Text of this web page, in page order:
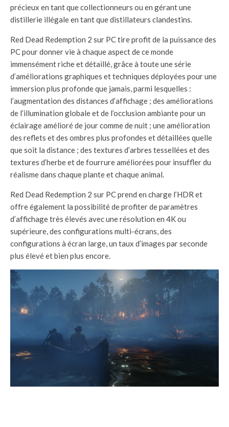
précieux en tant que collectionneurs ou en gérant une
distillerie illégale en tant que distillateurs clandestins.
Red Dead Redemption 2 sur PC tire profit de la puissance des
PC pour donner vie à chaque aspect de ce monde
immensément riche et détaillé, grâce à toute une série
d’améliorations graphiques et techniques déployées pour une
immersion plus profonde que jamais, parmi lesquelles :
l’augmentation des distances d’affichage ; des améliorations
de l’illumination globale et de l’occlusion ambiante pour un
éclairage amélioré de jour comme de nuit ; une amélioration
des reflets et des ombres plus profondes et détaillées quelle
que soit la distance ; des textures d’arbres tessellées et des
textures d’herbe et de fourrure améliorées pour insuffler du
réalisme dans chaque plante et chaque animal.
Red Dead Redemption 2 sur PC prend en charge l’HDR et
offre également la possibilité de profiter de paramètres
d’affichage très élevés avec une résolution en 4K ou
supérieure, des configurations multi-écrans, des
configurations à écran large, un taux d’images par seconde
plus élevé et bien plus encore.